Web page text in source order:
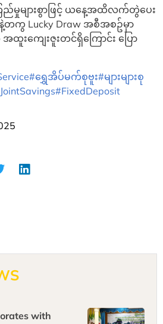
ြည်မှုများစွာဖြင့် ယနေ့အထိလက်တွဲပေး
နဲ့တကွ Lucky Draw အစီအစဥ်မှာ
ထူးကျေးဇူးတင်ရှိကြောင်း ပြော
#ရွှေအိပ်မက်စုဗူး#များများစု
#FixedDeposit
with